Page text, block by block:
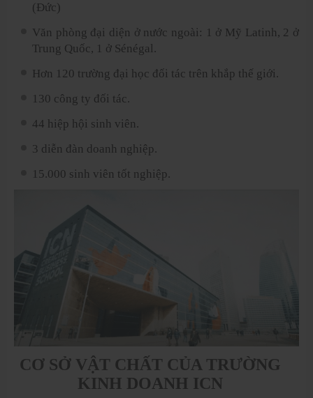
(Đức)
Văn phòng đại diện ở nước ngoài: 1 ở Mỹ Latinh, 2 ở
Trung Quốc, 1 ở Sénégal.
Hơn 120 trường đại học đối tác trên khắp thế giới.
130 công ty đối tác.
44 hiệp hội sinh viên.
3 diễn đàn doanh nghiệp.
15.000 sinh viên tốt nghiệp.
CƠ SỞ VẬT CHẤT CỦA TRƯỜNG
KINH DOANH ICN